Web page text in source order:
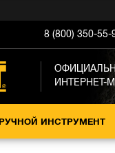
8 (800) 350-55-
ИНТЕРНЕТ-
РУЧНОЙ ИНСТРУМЕНТ